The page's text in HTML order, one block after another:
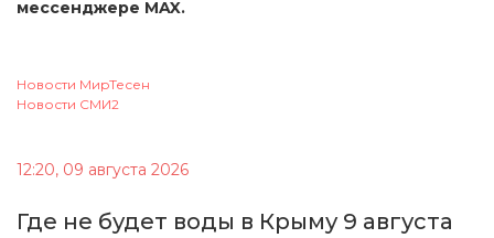
мессенджере MAX.
Новости МирТесен
Новости СМИ2
12:20, 09 августа 2026
Где не будет воды в Крыму 9 августа